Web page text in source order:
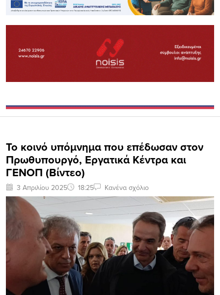
Το κοινό υπόμνημα που επέδωσαν στον
Πρωθυπουργό, Εργατικά Κέντρα και
ΓΕΝΟΠ (Βίντεο)
3 Απριλίου 2025 18:25 Κανένα σχόλιο